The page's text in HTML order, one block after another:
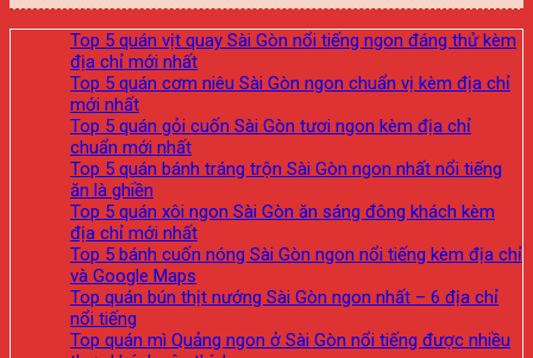
Top 5 quán vịt quay Sài Gòn nổi tiếng ngon đáng thử kèm
địa chỉ mới nhất
Top 5 quán cơm niêu Sài Gòn ngon chuẩn vị kèm địa chỉ
mới nhất
Top 5 quán gỏi cuốn Sài Gòn tươi ngon kèm địa chỉ
chuẩn mới nhất
Top 5 quán bánh tráng trộn Sài Gòn ngon nhất nổi tiếng
ăn là ghiền
Top 5 quán xôi ngon Sài Gòn ăn sáng đông khách kèm
địa chỉ mới nhất
Top 5 bánh cuốn nóng Sài Gòn ngon nổi tiếng kèm địa chỉ
và Google Maps
Top quán bún thịt nướng Sài Gòn ngon nhất – 6 địa chỉ
nổi tiếng
Top quán mì Quảng ngon ở Sài Gòn nổi tiếng được nhiều